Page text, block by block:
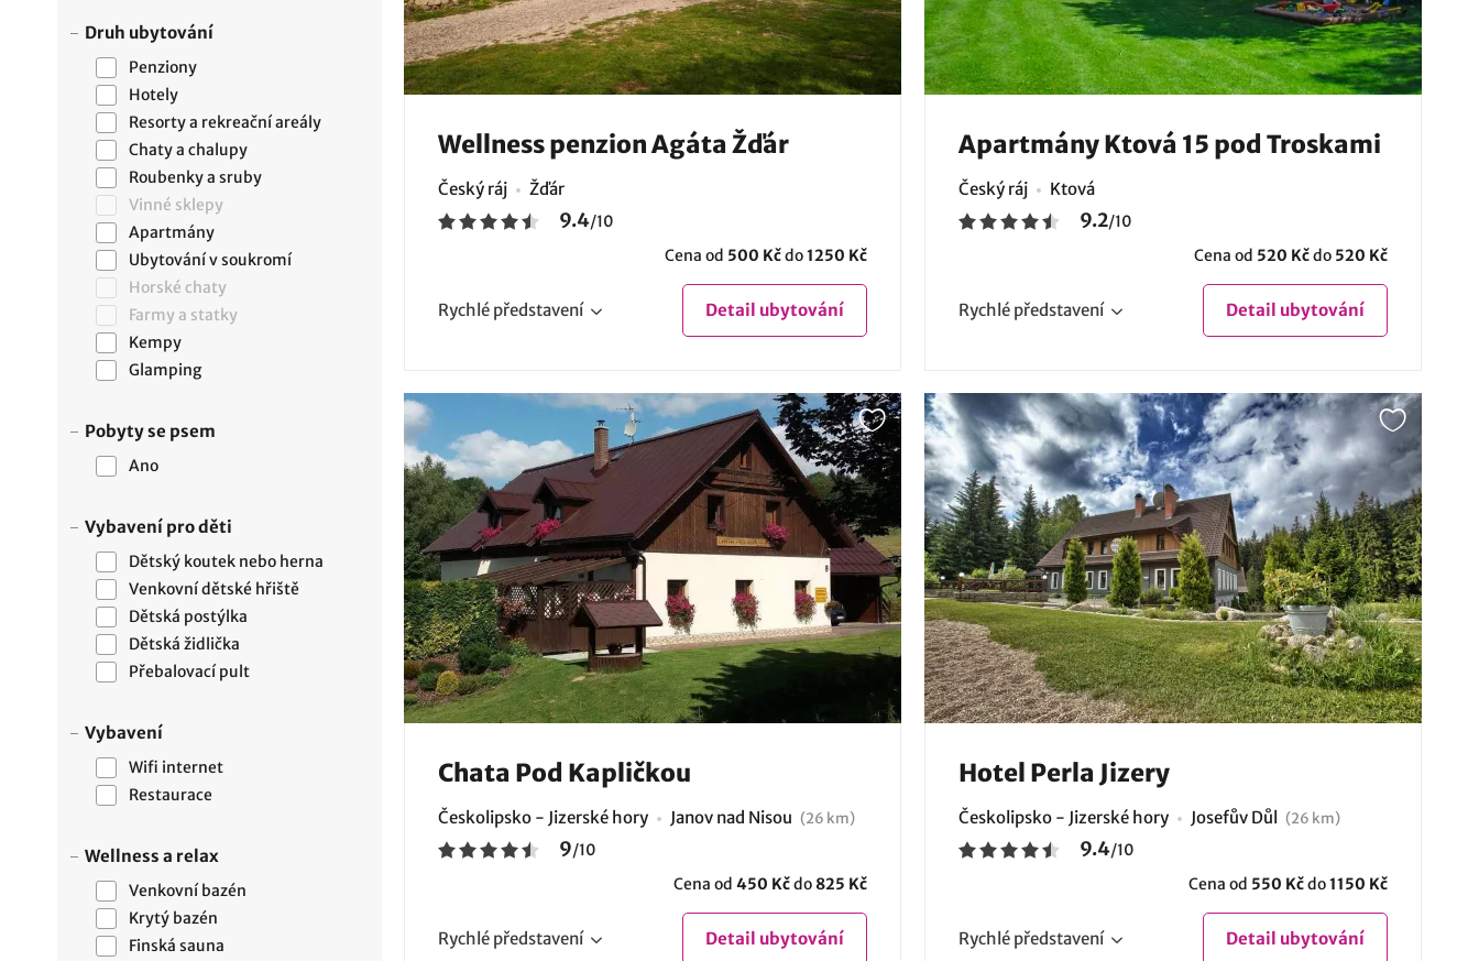
Druh ubytování
Penziony
Hotely
Resorty a rekreační areály
Chaty a chalupy
Roubenky a sruby
Vinné sklepy
Apartmány
Ubytování v soukromí
Horské chaty
Farmy a statky
Kempy
Glamping
Pobyty se psem
Ano
Vybavení pro děti
Dětský koutek nebo herna
Venkovní dětské hřiště
Dětská postýlka
Dětská židlička
Přebalovací pult
Vybavení
Wifi internet
Restaurace
Wellness a relax
Venkovní bazén
Krytý bazén
Finská sauna
Wellness penzion Agáta Žďár
Český ráj Žďár
9.4/10
Cena od 500 Kčdo1250 Kč
Rychlé představení Detail ubytování
Apartmány Ktová 15 pod Troskami
Český ráj Ktová
9.2/10
Cena od 520 Kčdo 520 Kč
Rychlé představení Detail ubytování
Chata Pod Kapličkou
Českolipsko - Jizerské hory Janov nad Nisou (26 km)
9/10
Cena od 450 Kčdo 825 Kč
Rychlé představení Detail ubytování
Hotel Perla Jizery
Českolipsko - Jizerské hory Josefův Důl (26 km)
9.4/10
Cena od 550 Kčdo1150 Kč
Rychlé představení Detail ubytování